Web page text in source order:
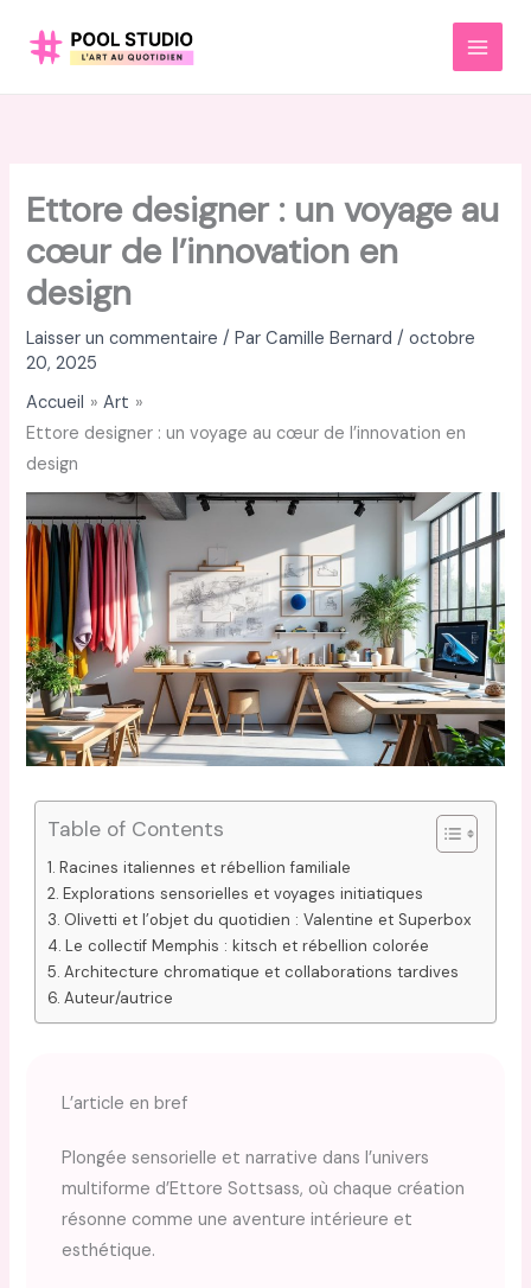
MAIN
Ettore designer : un voyage au
cœur de l’innovation en
design
Laisser un commentaire / ParCamille Bernard/octobre
20, 2025
Accueil
Art
Ettore designer : un voyage au cœur de l’innovation en
design
Table of Contents
Racines italiennes et rébellion familiale
Explorations sensorielles et voyages initiatiques
Olivetti et l’objet du quotidien : Valentine et Superbox
Le collectif Memphis : kitsch et rébellion colorée
Architecture chromatique et collaborations tardives
Auteur/autrice
L’article en bref
Plongée sensorielle et narrative dans l’univers
multiforme d’Ettore Sottsass, où chaque création
résonne comme une aventure intérieure et
esthétique.